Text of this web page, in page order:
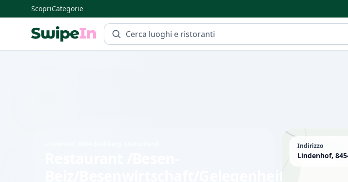
ScopriCategorie
Beiz/Besenwirtschaft/
Indirizzo
Lindenhof,